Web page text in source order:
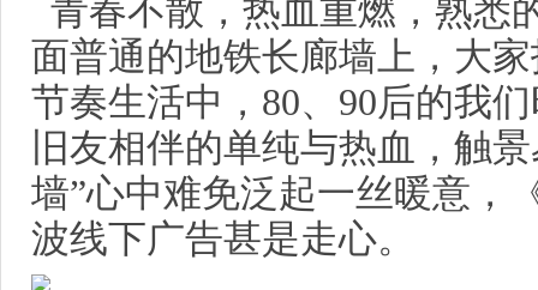
青春不散，热血重燃，熟悉
面普通的地铁长廊墙上，大
节奏生活中，80、90后的我
旧友相伴的单纯与热血，触
墙”心中难免泛起一丝暖意，
波线下广告甚是走心。